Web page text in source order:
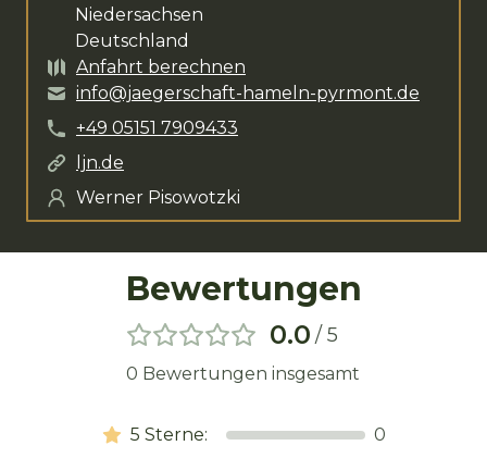
Niedersachsen
Deutschland
Anfahrt berechnen
info@jaegerschaft-hameln-pyrmont.de
+49 05151 7909433
ljn.de
Werner Pisowotzki
Bewertungen
0.0 / 5
0 Bewertungen insgesamt
5 Sterne:
0